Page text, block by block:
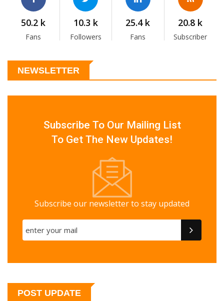
50.2 k
Fans
10.3 k
Followers
25.4 k
Fans
20.8 k
Subscriber
NEWSLETTER
Subscribe To Our Mailing List
To Get The New Updates!
Subscribe our newsletter to stay updated
POST UPDATE